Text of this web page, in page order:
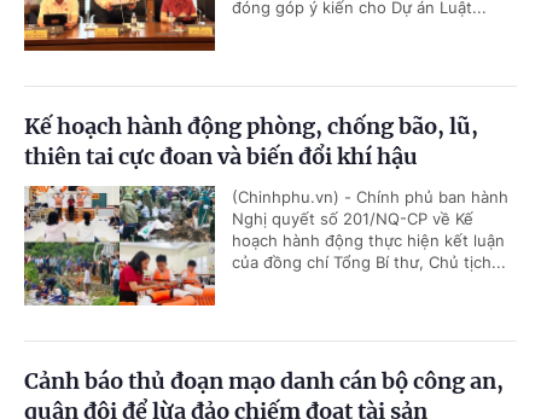
đóng góp ý kiến cho Dự án Luật...
Kế hoạch hành động phòng, chống bão, lũ,
thiên tai cực đoan và biến đổi khí hậu
(Chinhphu.vn) - Chính phủ ban hành
Nghị quyết số 201/NQ-CP về Kế
hoạch hành động thực hiện kết luận
của đồng chí Tổng Bí thư, Chủ tịch...
Cảnh báo thủ đoạn mạo danh cán bộ công an,
quân đội để lừa đảo chiếm đoạt tài sản